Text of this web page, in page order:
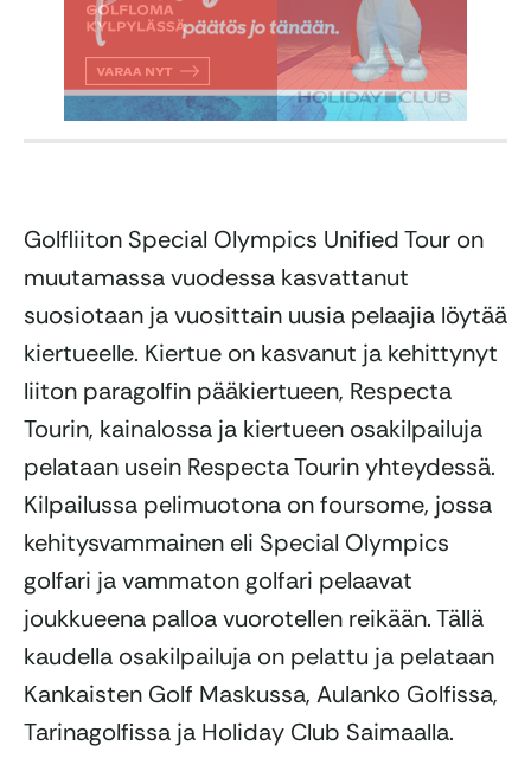
Golfliiton Special Olympics Unified Tour on
muutamassa vuodessa kasvattanut
suosiotaan ja vuosittain uusia pelaajia löytää
kiertueelle. Kiertue on kasvanut ja kehittynyt
liiton paragolfin pääkiertueen, Respecta
Tourin, kainalossa ja kiertueen osakilpailuja
pelataan usein Respecta Tourin yhteydessä.
Kilpailussa pelimuotona on foursome, jossa
kehitysvammainen eli Special Olympics
golfari ja vammaton golfari pelaavat
joukkueena palloa vuorotellen reikään. Tällä
kaudella osakilpailuja on pelattu ja pelataan
Kankaisten Golf Maskussa, Aulanko Golfissa,
Tarinagolfissa ja Holiday Club Saimaalla.